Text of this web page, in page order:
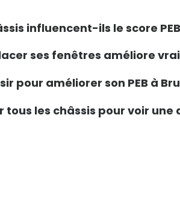
influencent-ils le score
ses fenêtres améliore
pour améliorer son PEB à
les châssis pour voir une